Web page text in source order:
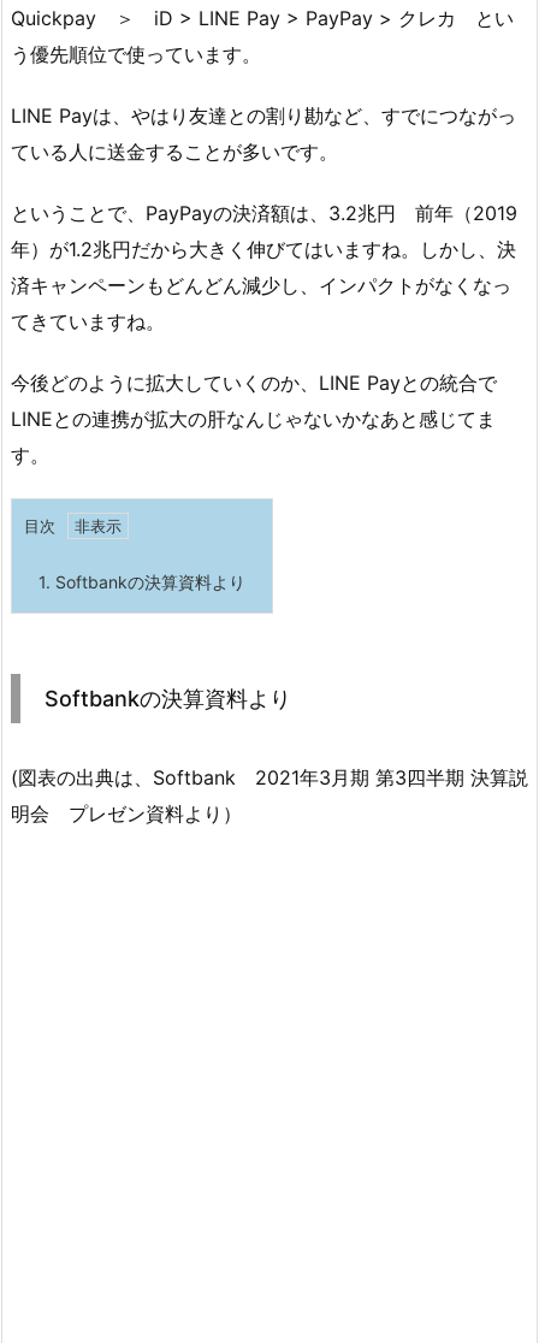
Quickpay ＞ iD > LINE Pay > PayPay > クレカ とい
う優先順位で使っています。
LINE Payは、やはり友達との割り勘など、すでにつながっ
ている人に送金することが多いです。
ということで、PayPayの決済額は、3.2兆円 前年（2019
年）が1.2兆円だから大きく伸びてはいますね。しかし、決
済キャンペーンもどんどん減少し、インパクトがなくなっ
てきていますね。
今後どのように拡大していくのか、LINE Payとの統合で
LINEとの連携が拡大の肝なんじゃないかなあと感じてま
す。
目次
1. Softbankの決算資料より
Softbankの決算資料より
(図表の出典は、Softbank 2021年3月期 第3四半期 決算説
明会 プレゼン資料より）